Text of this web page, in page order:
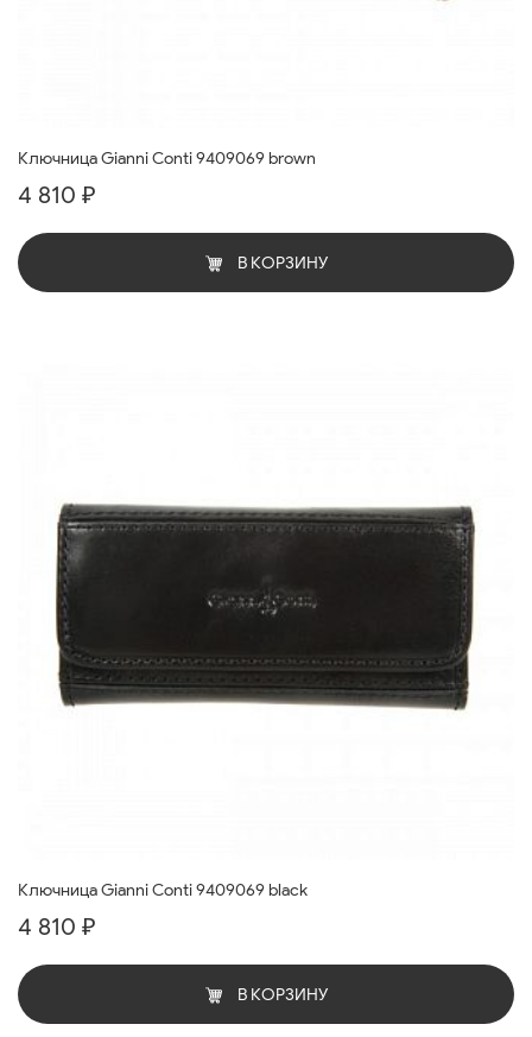
Ключница Gianni Conti 9409069 brown
4 810 ₽
В КОРЗИНУ
Ключница Gianni Conti 9409069 black
4 810 ₽
В КОРЗИНУ